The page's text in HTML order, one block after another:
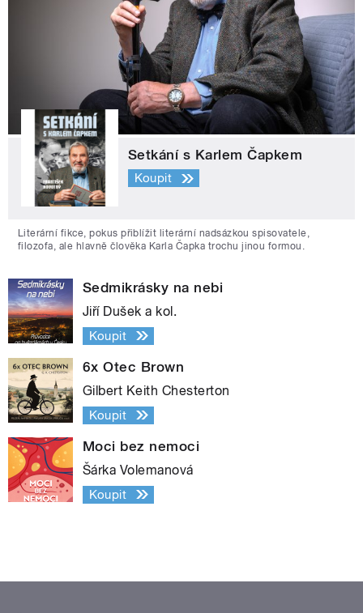
Setkání s Karlem Čapkem
Koupit
Literární fikce, pokus přiblížit literární nadsázkou spisovatele,
filozofa, ale hlavně člověka Karla Čapka trochu jinou formou.
Sedmikrásky na nebi
Jiří Dušek a kol.
Koupit
6x Otec Brown
Gilbert Keith Chesterton
Koupit
Moci bez nemoci
Šárka Volemanová
Koupit